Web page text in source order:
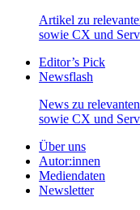
Artikel zu
sowie CX und
Editor’s Pick
Newsflash
News zu
sowie CX und
Über uns
Autor:innen
Mediendaten
Newsletter